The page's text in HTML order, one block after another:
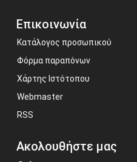
Επικοινωνία
Κατάλογος προσωπικού
Φόρμα παραπόνων
Χάρτης Ιστότοπου
Webmaster
RSS
Ακολουθήστε μας